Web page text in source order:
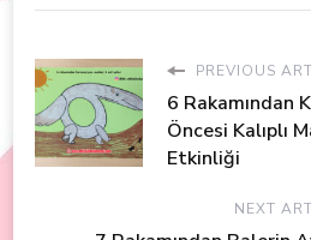
PREVIOUS
6 Rakamından
Öncesi Kalıplı
Etkinliği
NEXT